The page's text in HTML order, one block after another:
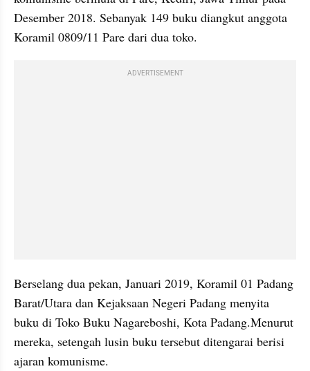
Desember 2018. Sebanyak 149 buku diangkut anggota
Koramil 0809/11 Pare dari dua toko.
ADVERTISEMENT
Berselang dua pekan, Januari 2019, Koramil 01 Padang
Barat/Utara dan Kejaksaan Negeri Padang menyita
buku di Toko Buku Nagareboshi, Kota Padang.Menurut
mereka, setengah lusin buku tersebut ditengarai berisi
ajaran komunisme.